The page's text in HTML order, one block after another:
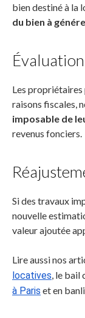
bien destiné à la
du bien à
Les
raisons fiscales,
imposable de
revenus fonciers.
Si des travaux
nouvelle
valeur ajoutée
Lire aussi nos
locatives, le bail
à Paris et en